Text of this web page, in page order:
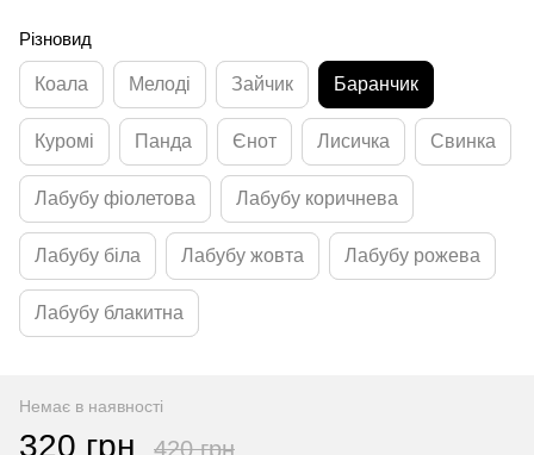
Різновид
Коала Мелоді Зайчик Баранчик
Куромі Панда Єнот Лисичка Свинка
Лабубу фіолетова Лабубу коричнева
Лабубу біла Лабубу жовта Лабубу рожева
Лабубу блакитна
Немає в наявності
320 грн 420 грн